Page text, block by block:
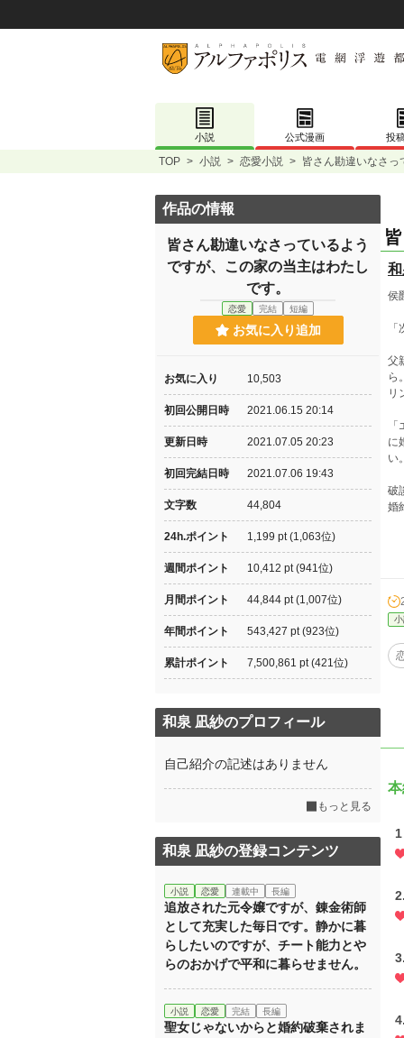
小説 公式漫画 投
TOP > 小説 > 恋愛小説 > 皆さん勘違いなさ
侯
父
ら
リ
に
い
破
婚
作品の情報
皆さん勘違いなさっているよう
ですが、この家の当主はわたし
です。
恋愛 完結 短編
お気に入り追加
お気に入り 10,503
初回公開日時 2021.06.15 20:14
更新日時 2021.07.05 20:23
初回完結日時 2021.07.06 19:43
文字数 44,804
24h.ポイント 1,199 pt (1,063位)
週間ポイント 10,412 pt (941位)
月間ポイント 44,844 pt (1,007位)
年間ポイント 543,427 pt (923位)
累計ポイント 7,500,861 pt (421位)
和泉 凪紗のプロフィール
自己紹介の記述はありません
もっと見る
和泉 凪紗の登録コンテンツ
小説 恋愛 連載中 長編
追放された元令嬢ですが、錬金術師
として充実した毎日です。静かに暮
らしたいのですが、チート能力とや
らのおかげで平和に暮らせません。
小説 恋愛 完結 長編
聖女じゃないからと婚約破棄されま